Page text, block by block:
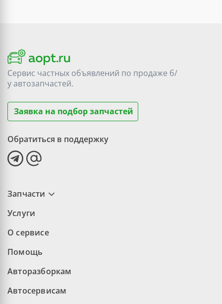
Сервис частных объявлений по продаже б/
уавтозапчастей.
Заявка на подбор запчастей
Обратиться в поддержку
Запчасти
Услуги
О сервисе
Помощь
Авторазборкам
Автосервисам